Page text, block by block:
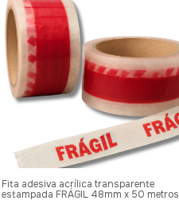
Fita adesiva acrílica transparente
estampada FRÁGIL 48mm x 50 metros